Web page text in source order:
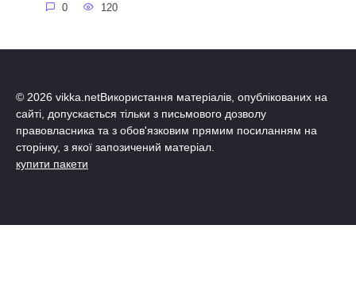
0 120
© 2026 vikka.netВикористання матеріалів, опублікованих на
сайті, допускається тільки з письмового дозволу
правовласника та з обов'язковим прямим посиланням на
сторінку, з якої запозичений матеріал.
купити пакети